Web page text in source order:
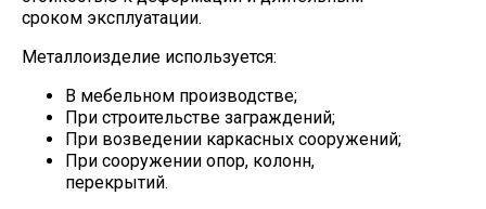
сроком эксплуатации.
Металлоизделие используется:
В мебельном производстве;
При строительстве заграждений;
При возведении каркасных сооружений;
При сооружении опор, колонн,
перекрытий.